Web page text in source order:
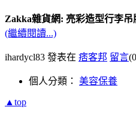
Zakka雜貨網: 亮彩造型行李吊
(繼續閱讀...)
ihardycl83 發表在 痞客邦 留言
個人分類： 美容保養
▲top